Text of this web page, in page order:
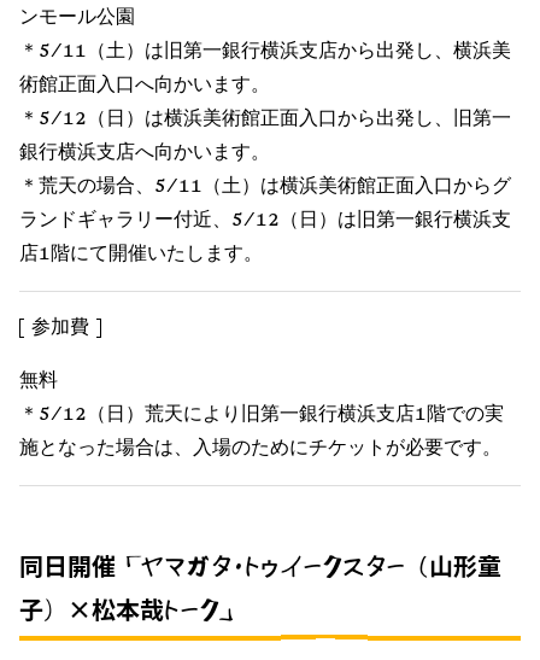
ンモール公園
＊5/11（土）は旧第一銀行横浜支店から出発し、横浜美
術館正面入口へ向かいます。
＊5/12（日）は横浜美術館正面入口から出発し、旧第一
銀行横浜支店へ向かいます。
＊荒天の場合、5/11（土）は横浜美術館正面入口からグ
ランドギャラリー付近、5/12（日）は旧第一銀行横浜支
店1階にて開催いたします。
参加費
無料
＊5/12（日）荒天により旧第一銀行横浜支店1階での実
施となった場合は、入場のためにチケットが必要です。
同日開催「ヤマガタ・トゥイークスター（山形童
子）×松本哉トーク」